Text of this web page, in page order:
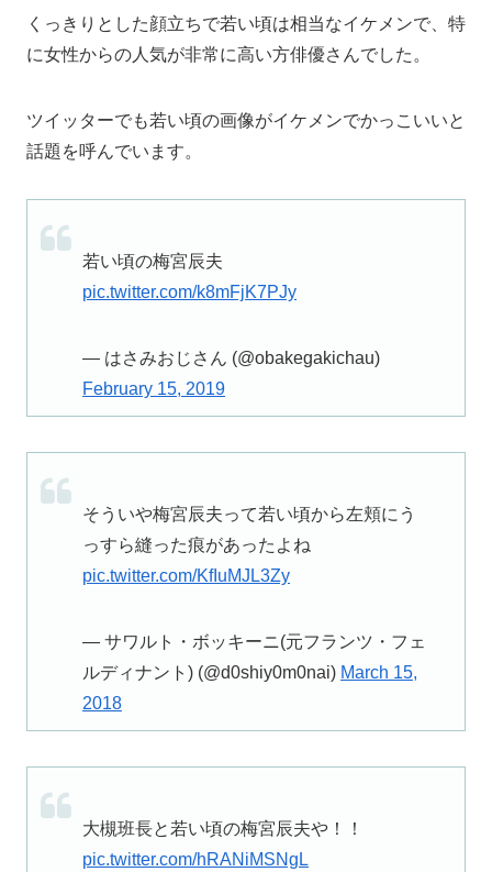
くっきりとした顔立ちで若い頃は相当なイケメンで、特
に女性からの人気が非常に高い方俳優さんでした。
ツイッターでも若い頃の画像がイケメンでかっこいいと
話題を呼んでいます。
若い頃の梅宮辰夫
pic.twitter.com/k8mFjK7PJy
— はさみおじさん (@obakegakichau)
February 15, 2019
そういや梅宮辰夫って若い頃から左頬にう
っすら縫った痕があったよね
pic.twitter.com/KfIuMJL3Zy
— サワルト・ボッキーニ(元フランツ・フェ
ルディナント) (@d0shiy0m0nai) March 15,
2018
大槻班長と若い頃の梅宮辰夫や！！
pic.twitter.com/hRANiMSNgL